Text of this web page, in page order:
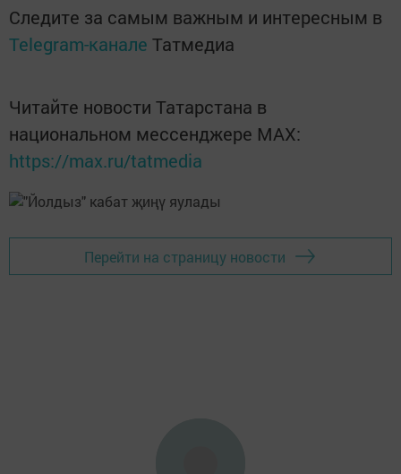
Следите за самым важным и интересным в
Telegram-канале Татмедиа
Читайте новости Татарстана в
национальном мессенджере MАХ:
https://max.ru/tatmedia
Перейти на страницу новости